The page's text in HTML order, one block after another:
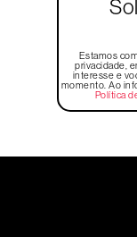
Estamos
privacidade,
interesse e
momento. Ao
Política